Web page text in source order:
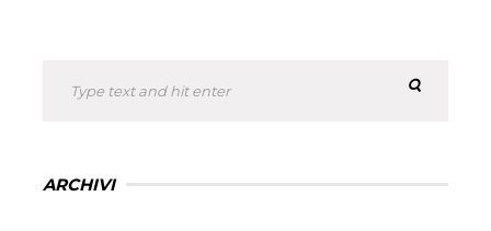
ARCHIVI